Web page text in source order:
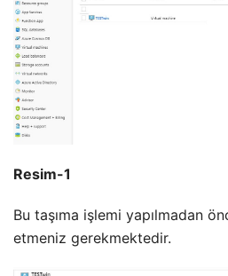
Resim-1
Bu taşıma işlemi yapılmadan
etmeniz gerekmektedir.